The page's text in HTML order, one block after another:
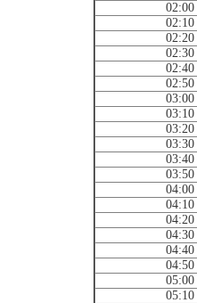
02:00
02:10
02:20
02:30
02:40
02:50
03:00
03:10
03:20
03:30
03:40
03:50
04:00
04:10
04:20
04:30
04:40
04:50
05:00
05:10